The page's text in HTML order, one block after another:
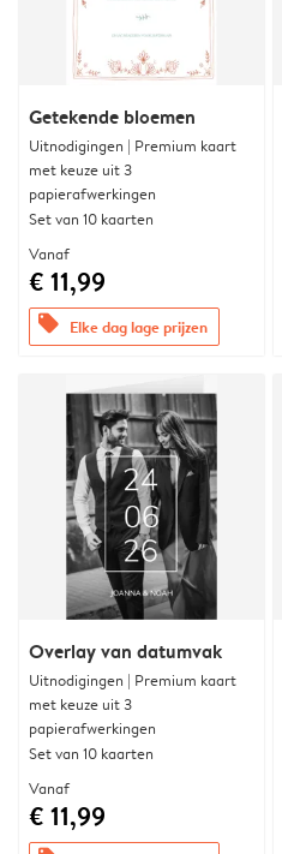
Getekende bloemen
Uitnodigingen | Premium kaart
met keuze uit 3
papierafwerkingen
Set van 10 kaarten
Vanaf
€ 11,99
offers Elke dag lage prijzen
Overlay van datumvak
Uitnodigingen | Premium kaart
met keuze uit 3
papierafwerkingen
Set van 10 kaarten
Vanaf
€ 11,99